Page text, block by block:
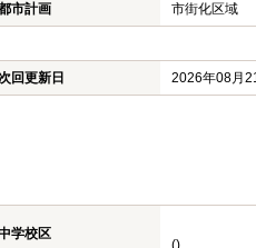
市計画 市街化区域
回更新日
2026年08月
学校区
()